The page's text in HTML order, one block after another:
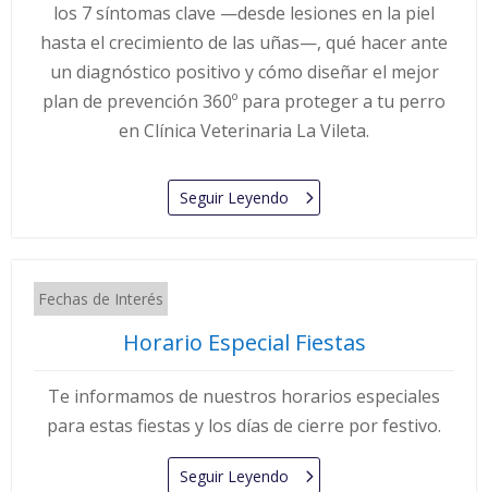
los 7 síntomas clave —desde lesiones en la piel
hasta el crecimiento de las uñas—, qué hacer ante
un diagnóstico positivo y cómo diseñar el mejor
plan de prevención 360º para proteger a tu perro
en Clínica Veterinaria La Vileta.
Seguir Leyendo
Fechas de Interés
Horario Especial Fiestas
Te informamos de nuestros horarios especiales
para estas fiestas y los días de cierre por festivo.
Seguir Leyendo